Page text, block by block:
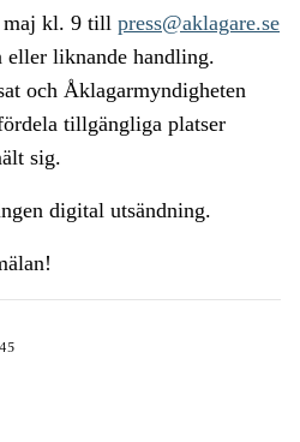
maj kl. 9 till press@aklagare.se
eller liknande handling.
och Åklagarmyndigheten
tillgängliga platser
sig.
digital utsändning.